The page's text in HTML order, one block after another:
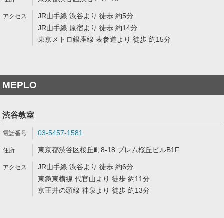
JR山手線 渋谷より 徒歩 約5分
JR山手線 原宿より 徒歩 約14分
東京メトロ銀座線 表参道より 徒歩 約15分
MEPLO
渋谷教室
03-5457-1581
東京都渋谷区桜丘町8-18 プレム桜丘ビルB1F
JR山手線 渋谷より 徒歩 約6分
東急東横線 代官山より 徒歩 約11分
京王井の頭線 神泉より 徒歩 約13分